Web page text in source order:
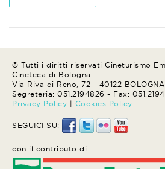
© Tutti i diritti riservati Cineturismo
Cineteca di Bologna
Via Riva di Reno, 72 - 40122 BOLOGNA
Segreteria: 051.2194826 - Fax:
Privacy Policy | Cookies Policy
SEGUICI SU:
con il contributo di